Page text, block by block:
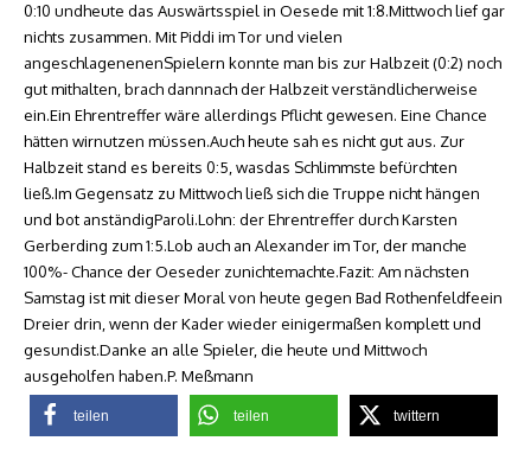
0:10 undheute das Auswärtsspiel in Oesede mit 1:8.Mittwoch lief gar
nichts zusammen. Mit Piddi im Tor und vielen
angeschlagenenenSpielern konnte man bis zur Halbzeit (0:2) noch
gut mithalten, brach dannnach der Halbzeit verständlicherweise
ein.Ein Ehrentreffer wäre allerdings Pflicht gewesen. Eine Chance
hätten wirnutzen müssen.Auch heute sah es nicht gut aus. Zur
Halbzeit stand es bereits 0:5, wasdas Schlimmste befürchten
ließ.Im Gegensatz zu Mittwoch ließ sich die Truppe nicht hängen
und bot anständigParoli.Lohn: der Ehrentreffer durch Karsten
Gerberding zum 1:5.Lob auch an Alexander im Tor, der manche
100%- Chance der Oeseder zunichtemachte.Fazit: Am nächsten
Samstag ist mit dieser Moral von heute gegen Bad Rothenfeldfeein
Dreier drin, wenn der Kader wieder einigermaßen komplett und
gesundist.Danke an alle Spieler, die heute und Mittwoch
ausgeholfen haben.P. Meßmann
teilen teilen twittern